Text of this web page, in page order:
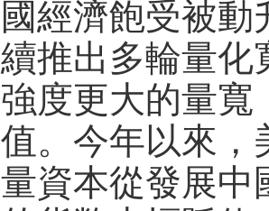
國經濟飽受被
續推出多輪量化
強度更大的量寬
值。今年以來，
量資本從發展中